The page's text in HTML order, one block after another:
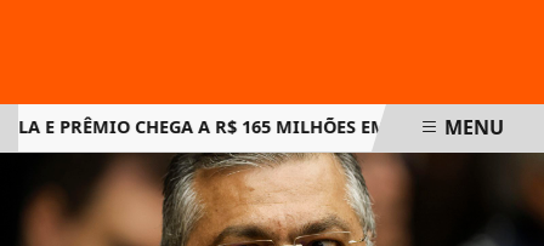
PRÊMIO CHEGA A R$ 165 MILHÕES EM NOVO SORTEIO
EM ALTA
MENU